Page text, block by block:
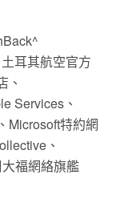
耳其航空官方
、
Services、
Microsoft特約網
、
福網絡旗艦